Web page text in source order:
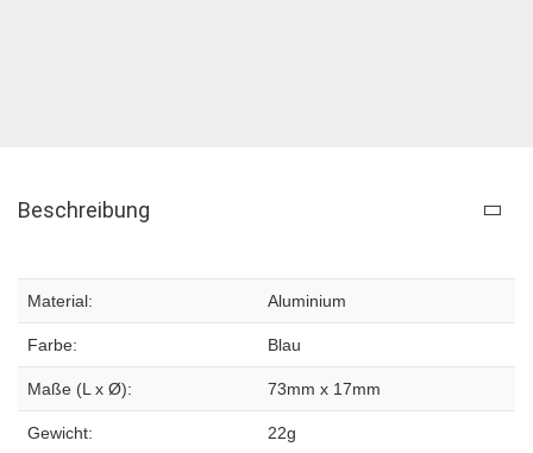
Beschreibung
Material: Aluminium
Farbe: Blau
Maße (L x Ø): 73mm x 17mm
Gewicht: 22g